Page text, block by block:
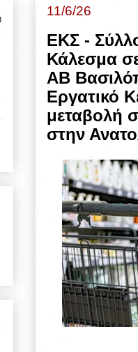
11/6/26
ΕΚΣ -
Κάλεσμα
ΑΒ
Εργατικό
μεταβολή
στην